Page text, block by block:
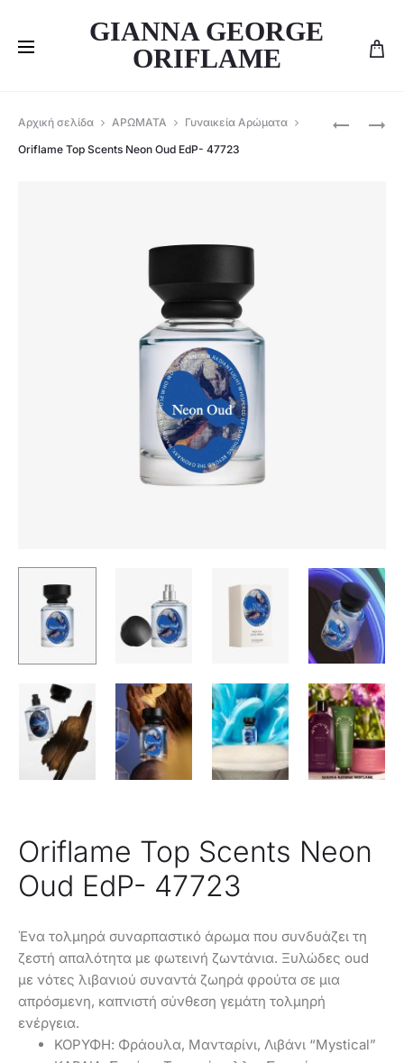
GIANNA GEORGE
ORIFLAME
ORIFLAME
TROPIC
Αρχική σελίδα ΑΡΩΜΑΤΑ
Γυναικεία Αρώματα
Oriflame Top Scents Neon Oud EdP- 47723
Oriflame Top Scents Neon
Oud EdP- 47723
Ένα τολμηρά συναρπαστικό άρωμα που συνδυάζει τη
ζεστή απαλότητα με φωτεινή ζωντάνια. Ξυλώδες oud
με νότες λιβανιού συναντά ζωηρά φρούτα σε μια
απρόσμενη, καπνιστή σύνθεση γεμάτη τολμηρή
ενέργεια.
ΚΟΡΥΦΗ: Φράουλα, Μανταρίνι, Λιβάνι “Mystical”